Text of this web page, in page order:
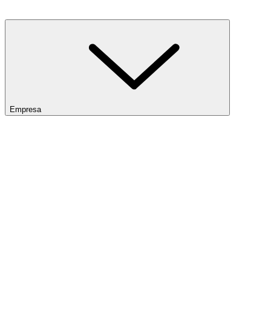
Empresa